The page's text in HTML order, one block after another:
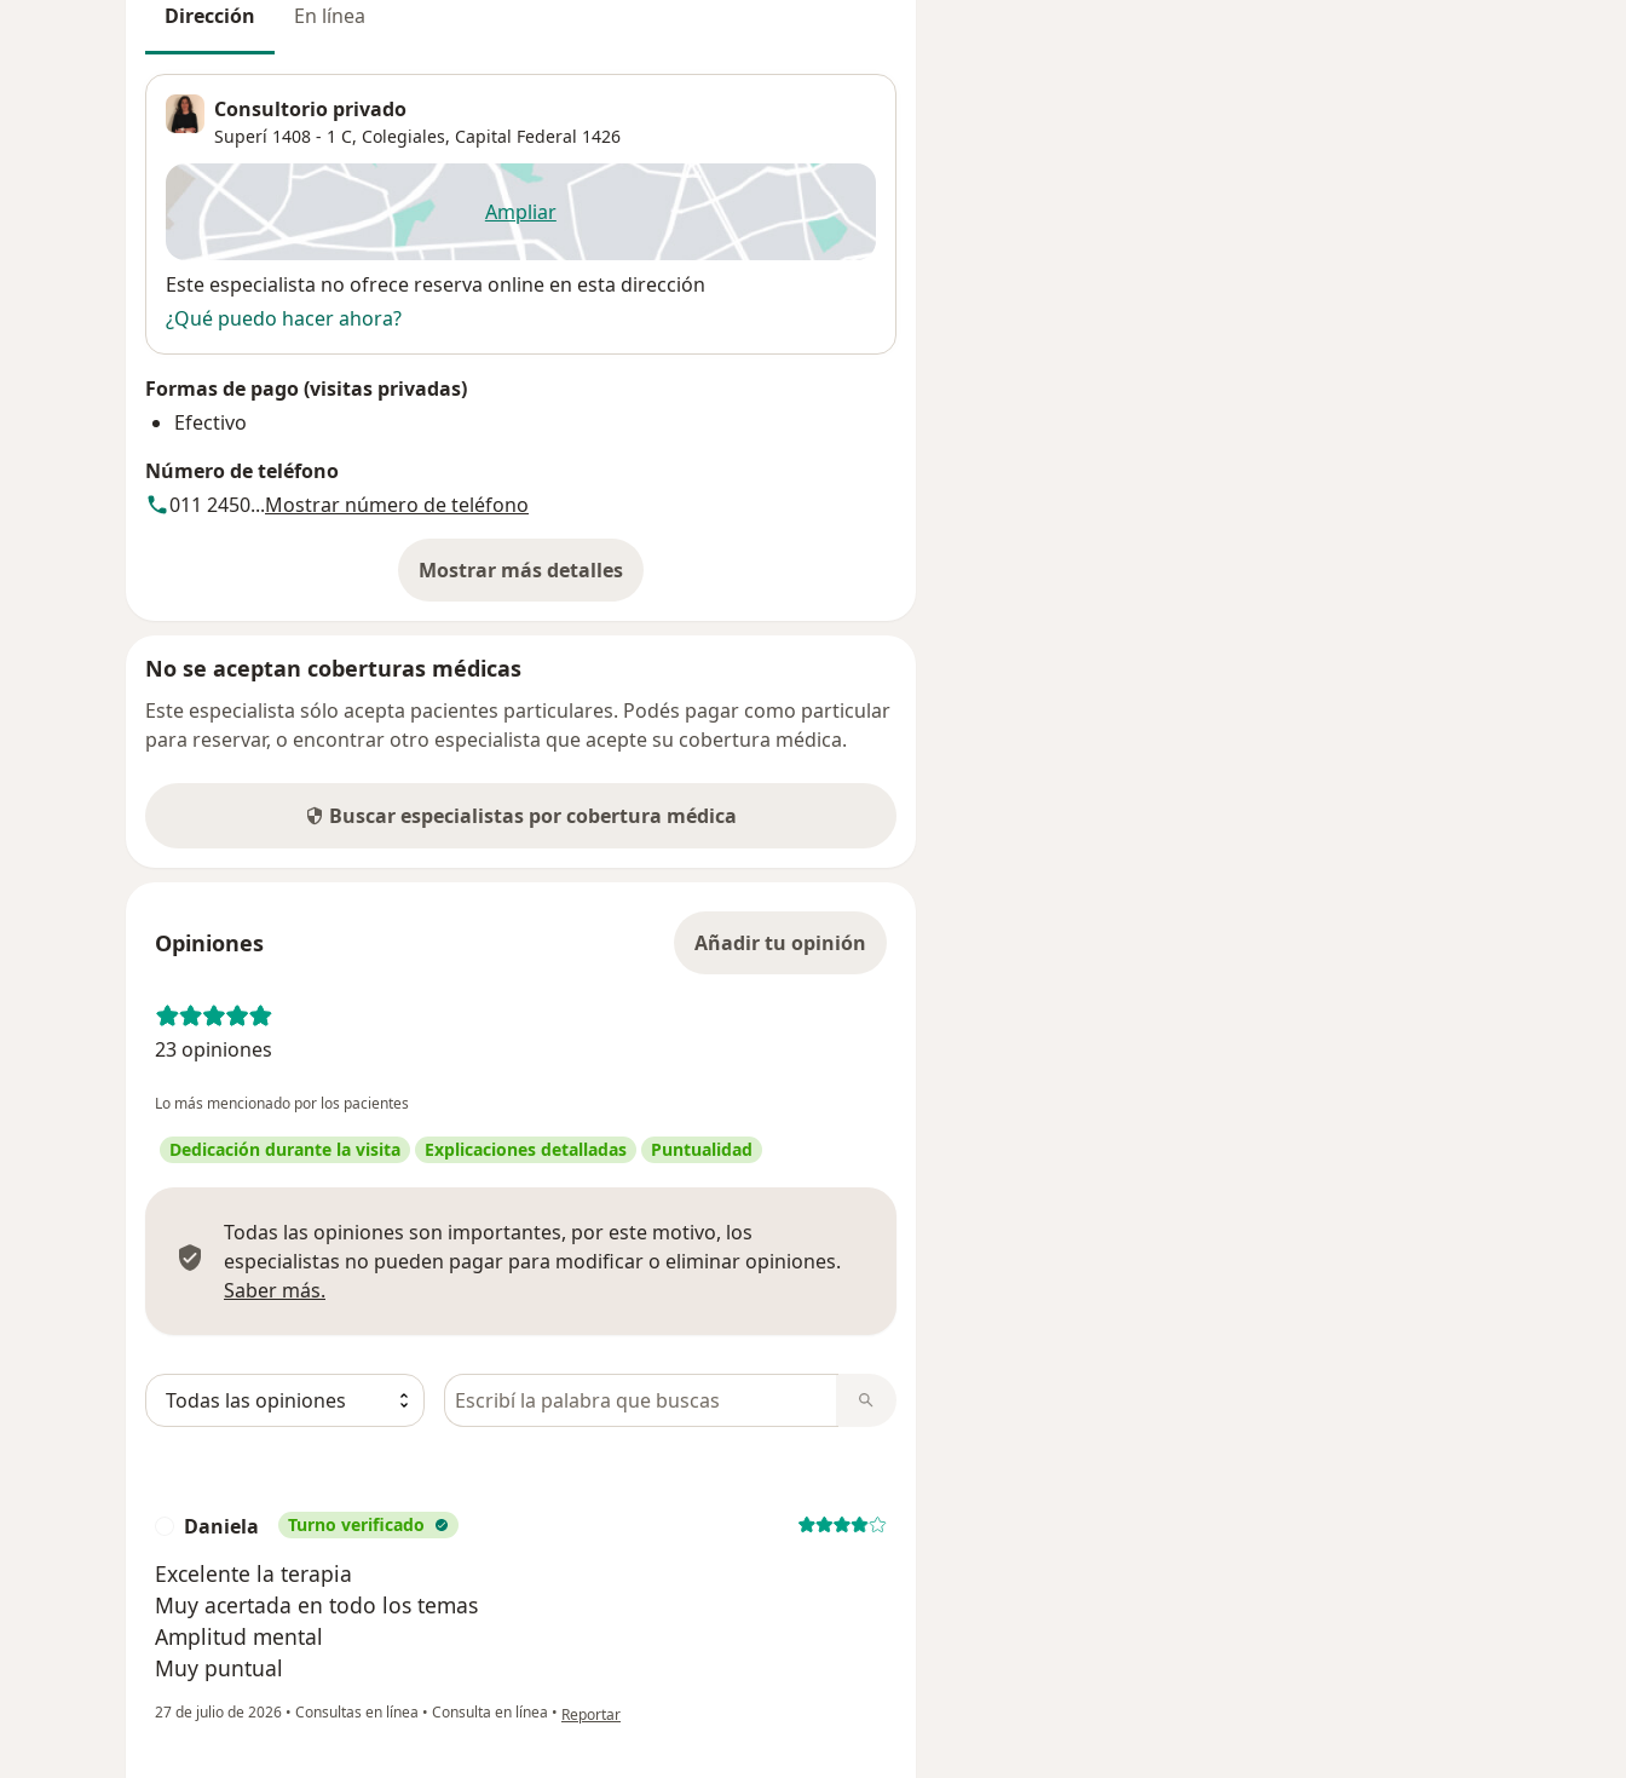
Dirección En línea
Consultorio privado
Superí 1408 - 1 C, Colegiales, Capital Federal 1426
Ampliarse abre en una nueva pestaña
Disponibilidad
Este especialista no ofrece reserva online en esta dirección
¿Qué puedo hacer ahora?
Formas de pago (visitas privadas)
Efectivo
Número de teléfono
011 2450...Mostrar número de teléfono
Mostrar más detalles
sobre la dirección
No se aceptan coberturas médicas
Este especialista sólo acepta pacientes particulares. Podés pagar como particular
para reservar, o encontrar otro especialista que acepte su cobertura médica.
Buscar especialistas por cobertura médica
Opiniones Añadir tu opinión
23 opiniones
Lo más mencionado por los pacientes
Dedicación durante la visita Explicaciones detalladas Puntualidad
Todas las opiniones son importantes, por este motivo, los
especialistas no pueden pagar para modificar o eliminar opiniones.
Saber más.
Busca en opiniones
Daniela Turno verificado
Excelente la terapia
Muy acertada en todo los temas
Amplitud mental
Muy puntual
27 de julio de 2026 • Consultas en línea • Consulta en línea • en opinión del usuario Daniela
Reportar